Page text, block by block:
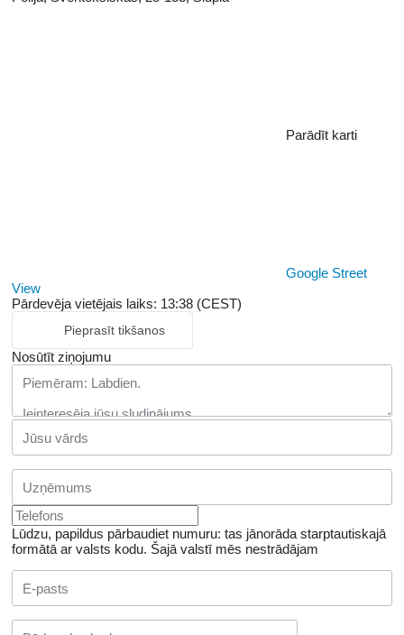
Parādīt karti
Google Street
View
Pārdevēja vietējais laiks: 13:38 (CEST)
Pieprasīt tikšanos
Nosūtīt ziņojumu
Lūdzu, papildus pārbaudiet numuru: tas jānorāda starptautiskajā
formātā ar valsts kodu. Šajā valstī mēs nestrādājam